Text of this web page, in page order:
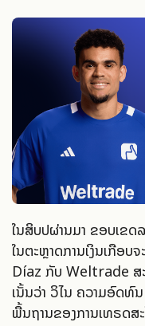
ໃນສິບປີຜ່ານມາ ຂອບເຂດ
ໃນຕະຫຼາດການເງິນເກືອ
Díaz ກັບ Weltrade ສ
ເນັ້ນວ່າ ວິໄນ ຄວາມອົດທົ
ພື້ນຖານຂອງການເທຣດສ